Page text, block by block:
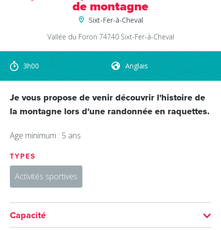
de montagne
Sixt-Fer-à-Cheval
Vallée du Foron 74740 Sixt-Fer-à-Cheval
3h00 Anglais
Je vous propose de venir découvrir l'histoire de
la montagne lors d'une randonnée en raquettes.
Age minimum : 5 ans
TYPES
Activités sportives
Capacité